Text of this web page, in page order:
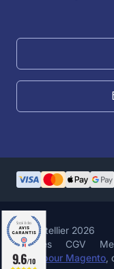
©louistellier 2026
Hyvä pour Magento
Cookies CGV
9.6/10